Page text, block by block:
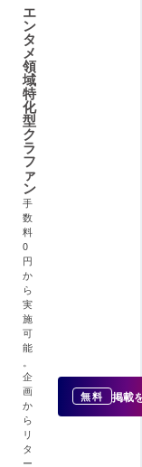
エ
ン
タ
メ
領
域
特
化
型
ク
ラ
フ
ァ
ン
手
数
料
0
円
か
ら
実
施
可
能
企
画
か
ら
リ
タ
ー
無料 掲載